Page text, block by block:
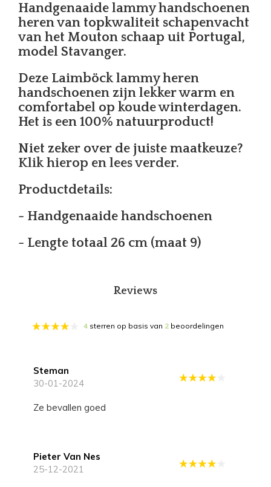
Handgenaaide lammy handschoenen
heren van topkwaliteit schapenvacht
van het Mouton schaap uit Portugal,
model Stavanger.
Deze Laimböck lammy heren
handschoenen zijn lekker warm en
comfortabel op koude winterdagen.
Het is een 100% natuurproduct!
Niet zeker over de juiste maatkeuze?
Klik hierop en lees verder.
Productdetails:
- Handgenaaide handschoenen
- Lengte totaal 26 cm (maat 9)
Reviews
4 sterren op basis van 2 beoordelingen
Steman
30-01-2024
Ze bevallen goed
Pieter Van Nes
25-12-2021